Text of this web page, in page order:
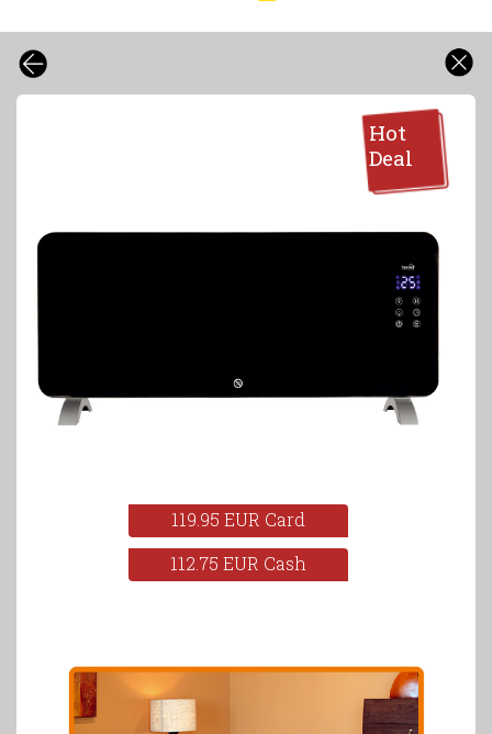
Hot
Deal
119.95 EUR Card
112.75 EUR Cash